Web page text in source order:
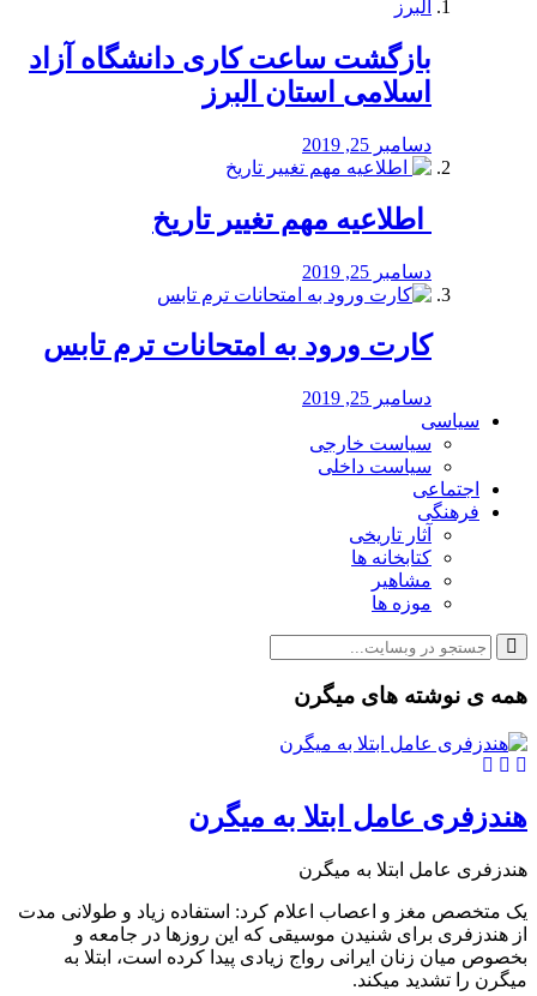
بازگشت ساعت کاری دانشگاه آزاد
اسلامی استان البرز
دسامبر 25, 2019
️ اطلاعیه مهم تغییر تاریخ
دسامبر 25, 2019
کارت ورود به امتحانات ترم تابس
دسامبر 25, 2019
سیاسی
سیاست خارجی
سیاست داخلی
اجتماعی
فرهنگی
آثار تاریخی
کتابخانه ها
مشاهیر
موزه ها
همه ی نوشته های میگرن
هندزفری عامل ابتلا به میگرن
هندزفری عامل ابتلا به میگرن
یک متخصص مغز و اعصاب اعلام کرد: استفاده زیاد و طولانی مدت
از هندزفری برای شنیدن موسیقی که این روزها در جامعه و
بخصوص میان زنان ایرانی رواج زیادی پیدا کرده است، ابتلا به
میگرن را تشدید میکند.